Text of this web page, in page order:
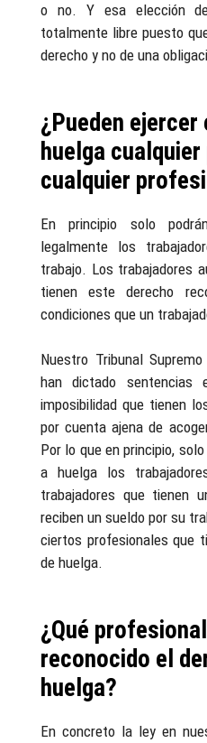
o no. Y esa elección
totalmente libre puesto
derecho y no de una
¿Pueden ejercer
huelga
cualquier
En principio solo
legalmente los
trabajo. Los trabajadores
tienen este derecho
condiciones que un
Nuestro Tribunal
han dictado
imposibilidad que tienen
por cuenta ajena de
Por lo que en principio,
a huelga los
trabajadores que tienen
reciben un sueldo por su
ciertos profesionales que
de huelga.
¿Qué
reconocido el
huelga?
En concreto la ley en